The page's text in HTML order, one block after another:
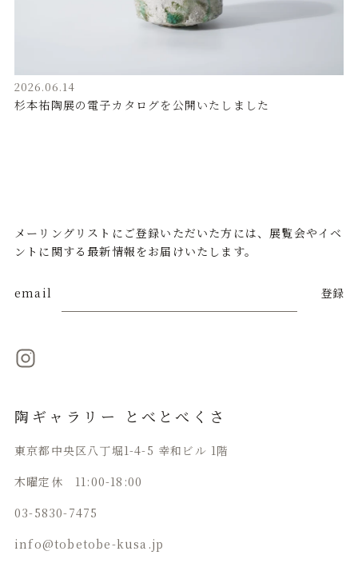
2026.06.14
杉本祐陶展の電子カタログを公開いたしました
メーリングリストにご登録いただいた方には、展覧会やイベ
ントに関する最新情報をお届けいたします。
email 登録
陶ギャラリー とべとべくさ
東京都中央区八丁堀1-4-5 幸和ビル 1階
木曜定休 11:00-18:00
03-5830-7475
info@tobetobe-kusa.jp